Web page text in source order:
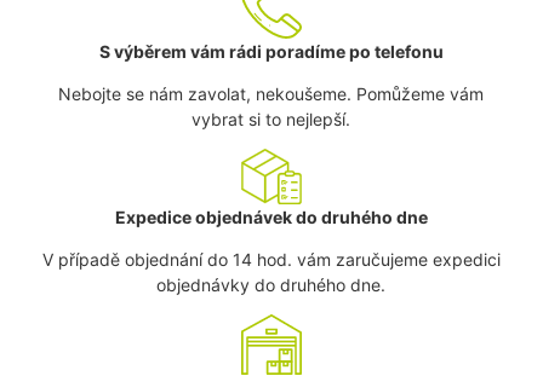
S výběrem vám rádi poradíme po telefonu
Nebojte se nám zavolat, nekoušeme. Pomůžeme vám
vybrat si to nejlepší.
Expedice objednávek do druhého dne
V případě objednání do 14 hod. vám zaručujeme expedici
objednávky do druhého dne.